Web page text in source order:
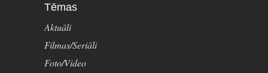
Tēmas
Aktuāli
Filmas/Seriāli
Foto/Video